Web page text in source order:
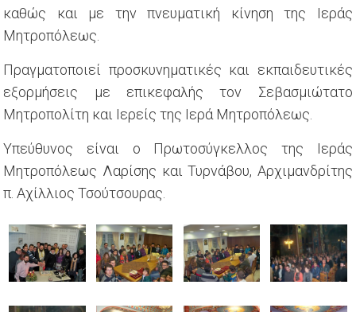
καθώς και με την πνευματική κίνηση της Ιεράς
Μητροπόλεως.
Πραγματοποιεί προσκυνηματικές και εκπαιδευτικές
εξορμήσεις με επικεφαλής τον Σεβασμιώτατο
Μητροπολίτη και Ιερείς της Ιερά Μητροπόλεως.
Υπεύθυνος είναι ο Πρωτοσύγκελλος της Ιεράς
Μητροπόλεως Λαρίσης και Τυρνάβου, Αρχιμανδρίτης
π. Αχίλλιος Τσούτσουρας.